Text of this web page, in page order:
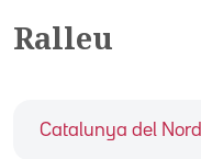
Ralleu
Catalunya del Nord